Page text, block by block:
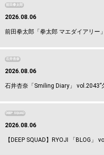
前田拳太郎
2026.08.06
前田拳太郎「拳太郎 マエダイアリー
石井杏奈
2026.08.06
石井杏奈「Smiling Diary」 vol.2043”
DEEP SQUAD
2026.08.06
【DEEP SQUAD】RYOJI 「BLOG」